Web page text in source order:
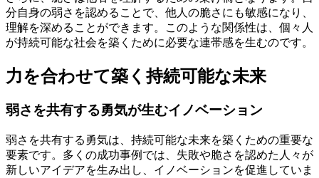
分自身の弱さを認めることで、他人の脆さにも敏感になり、
理解を深めることができます。このような関係性は、個々人
が持続可能な社会を築くために必要な連帯感を生むのです。
力を合わせて築く持続可能な未来
弱さを共有する勇気が生むイノベーション
弱さを共有する勇気は、持続可能な未来を築くための重要な
要素です。多くの成功事例では、失敗や脆さを認めた人々が
新しいアイデアを生み出し、イノベーションを促進していま